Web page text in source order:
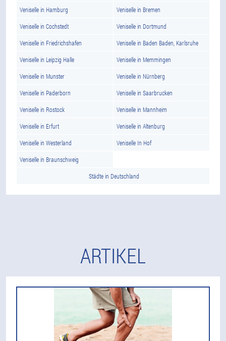
Veniselle in Hamburg Veniselle in Bremen
Veniselle in Cochstedt Veniselle in Dortmund
Veniselle in Friedrichshafen Veniselle in Baden Baden, Karlsruhe
Veniselle in Leipzig Halle Veniselle in Memmingen
Veniselle in Munster Veniselle in Nürnberg
Veniselle in Paderborn Veniselle in Saarbrucken
Veniselle in Rostock Veniselle in Mannheim
Veniselle in Erfurt Veniselle in Altenburg
Veniselle in Westerland Veniselle In Hof
Veniselle in Braunschweig
Städte in Deutschland
ARTIKEL